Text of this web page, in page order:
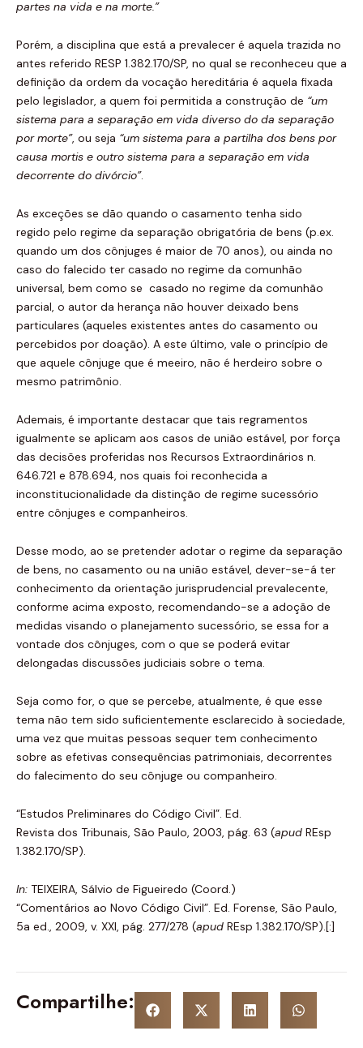
partes na vida e na morte.”
Porém, a disciplina que está a prevalecer é aquela trazida no
antes referido RESP 1.382.170/SP, no qual se reconheceu que a
definição da ordem da vocação hereditária é aquela fixada
pelo legislador, a quem foi permitida a construção de “um
sistema para a separação em vida diverso do da separação
por morte”, ou seja “um sistema para a partilha dos bens por
causa mortis e outro sistema para a separação em vida
decorrente do divórcio”.
As exceções se dão quando o casamento tenha sido
regido pelo regime da separação obrigatória de bens (p.ex.
quando um dos cônjuges é maior de 70 anos), ou ainda no
caso do falecido ter casado no regime da comunhão
universal, bem como se casado no regime da comunhão
parcial, o autor da herança não houver deixado bens
particulares (aqueles existentes antes do casamento ou
percebidos por doação). A este último, vale o princípio de
que aquele cônjuge que é meeiro, não é herdeiro sobre o
mesmo patrimônio.
Ademais, é importante destacar que tais regramentos
igualmente se aplicam aos casos de união estável, por força
das decisões proferidas nos Recursos Extraordinários n.
646.721 e 878.694, nos quais foi reconhecida a
inconstitucionalidade da distinção de regime sucessório
entre cônjuges e companheiros.
Desse modo, ao se pretender adotar o regime da separação
de bens, no casamento ou na união estável, dever-se-á ter
conhecimento da orientação jurisprudencial prevalecente,
conforme acima exposto, recomendando-se a adoção de
medidas visando o planejamento sucessório, se essa for a
vontade dos cônjuges, com o que se poderá evitar
delongadas discussões judiciais sobre o tema.
Seja como for, o que se percebe, atualmente, é que esse
tema não tem sido suficientemente esclarecido à sociedade,
uma vez que muitas pessoas sequer tem conhecimento
sobre as efetivas consequências patrimoniais, decorrentes
do falecimento do seu cônjuge ou companheiro.
“Estudos Preliminares do Código Civil”. Ed.
Revista dos Tribunais, São Paulo, 2003, pág. 63 (apud REsp
1.382.170/SP).
In: TEIXEIRA, Sálvio de Figueiredo (Coord.)
“Comentários ao Novo Código Civil”. Ed. Forense, São Paulo,
5a ed., 2009, v. XXI, pág. 277/278 (apud REsp 1.382.170/SP).[:]
Compartilhe: